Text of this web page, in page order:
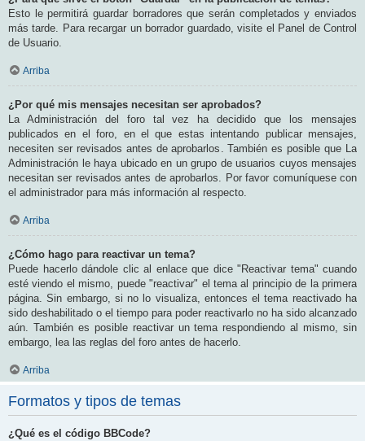
Esto le permitirá guardar borradores que serán completados y enviados
más tarde. Para recargar un borrador guardado, visite el Panel de Control
de Usuario.
Arriba
¿Por qué mis mensajes necesitan ser aprobados?
La Administración del foro tal vez ha decidido que los mensajes
publicados en el foro, en el que estas intentando publicar mensajes,
necesiten ser revisados antes de aprobarlos. También es posible que La
Administración le haya ubicado en un grupo de usuarios cuyos mensajes
necesitan ser revisados antes de aprobarlos. Por favor comuníquese con
el administrador para más información al respecto.
Arriba
¿Cómo hago para reactivar un tema?
Puede hacerlo dándole clic al enlace que dice "Reactivar tema" cuando
esté viendo el mismo, puede "reactivar" el tema al principio de la primera
página. Sin embargo, si no lo visualiza, entonces el tema reactivado ha
sido deshabilitado o el tiempo para poder reactivarlo no ha sido alcanzado
aún. También es posible reactivar un tema respondiendo al mismo, sin
embargo, lea las reglas del foro antes de hacerlo.
Arriba
Formatos y tipos de temas
¿Qué es el código BBCode?